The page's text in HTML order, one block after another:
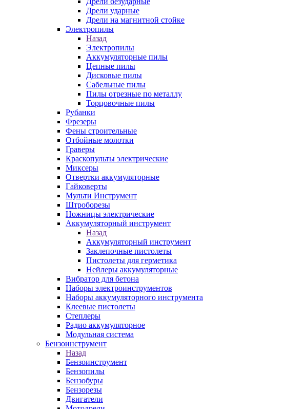
Дрели ударные
Дрели на магнитной стойке
Электропилы
Назад
Электропилы
Аккумуляторные пилы
Цепные пилы
Дисковые пилы
Сабельные пилы
Пилы отрезные по металлу
Торцовочные пилы
Рубанки
Фрезеры
Фены строительные
Отбойные молотки
Граверы
Краскопульты электрические
Миксеры
Отвертки аккумуляторные
Гайковерты
Мульти Инструмент
Штроборезы
Ножницы электрические
Аккумуляторный инструмент
Назад
Аккумуляторный инструмент
Заклепочные пистолеты
Пистолеты для герметика
Нейлеры аккумуляторные
Вибратор для бетона
Наборы электроинструментов
Наборы аккумуляторного инструмента
Клеевые пистолеты
Степлеры
Радио аккумуляторное
Модульная система
Бензоинструмент
Назад
Бензоинструмент
Бензопилы
Бензобуры
Бензорезы
Двигатели